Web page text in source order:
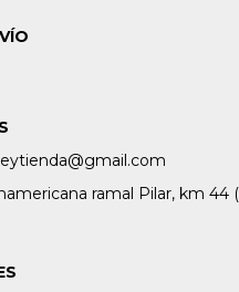
ramal Pilar, km 44